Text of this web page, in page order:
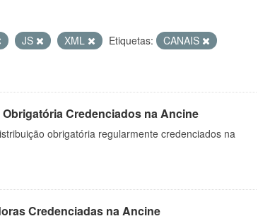
JS XML Etiquetas:
CANAIS
Credenciados na Ancine
obrigatória regularmente credenciados na
Credenciadas na Ancine